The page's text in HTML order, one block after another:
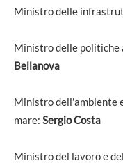
Ministro delle
Ministro delle politiche
Bellanova
Ministro dell'ambiente
mare: Sergio Costa
Ministro del lavoro e